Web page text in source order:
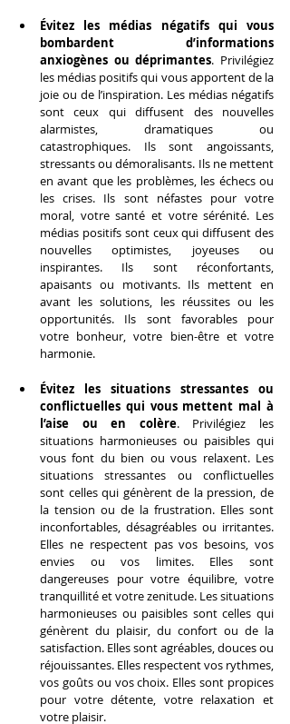
Évitez les médias négatifs qui vous
bombardent d’informations
anxiogènes ou déprimantes. Privilégiez
les médias positifs qui vous apportent de la
joie ou de l’inspiration. Les médias négatifs
sont ceux qui diffusent des nouvelles
alarmistes, dramatiques ou
catastrophiques. Ils sont angoissants,
stressants ou démoralisants. Ils ne mettent
en avant que les problèmes, les échecs ou
les crises. Ils sont néfastes pour votre
moral, votre santé et votre sérénité. Les
médias positifs sont ceux qui diffusent des
nouvelles optimistes, joyeuses ou
inspirantes. Ils sont réconfortants,
apaisants ou motivants. Ils mettent en
avant les solutions, les réussites ou les
opportunités. Ils sont favorables pour
votre bonheur, votre bien-être et votre
harmonie.
Évitez les situations stressantes ou
conflictuelles qui vous mettent mal à
l’aise ou en colère. Privilégiez les
situations harmonieuses ou paisibles qui
vous font du bien ou vous relaxent. Les
situations stressantes ou conflictuelles
sont celles qui génèrent de la pression, de
la tension ou de la frustration. Elles sont
inconfortables, désagréables ou irritantes.
Elles ne respectent pas vos besoins, vos
envies ou vos limites. Elles sont
dangereuses pour votre équilibre, votre
tranquillité et votre zenitude. Les situations
harmonieuses ou paisibles sont celles qui
génèrent du plaisir, du confort ou de la
satisfaction. Elles sont agréables, douces ou
réjouissantes. Elles respectent vos rythmes,
vos goûts ou vos choix. Elles sont propices
pour votre détente, votre relaxation et
votre plaisir.